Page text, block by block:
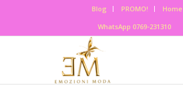
Blog PROMO!
Home
WhatsApp 0769-231310